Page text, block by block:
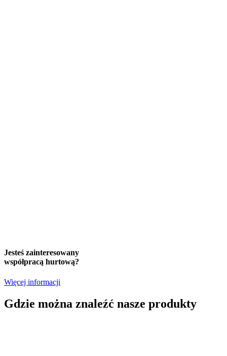
Jesteś zainteresowany
współpracą hurtową?
Więcej informacji
Gdzie można znaleźć nasze produkty